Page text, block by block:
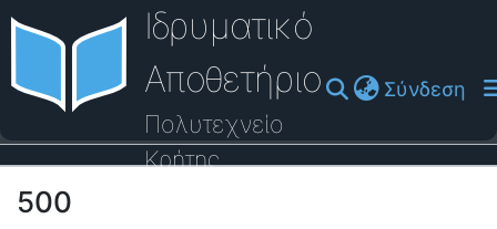
Ιδρυματικό
Αποθετήριο
Πολυτεχνείο
Κρήτης
Σύνδεση
Οδηγός Βοήθειας
500